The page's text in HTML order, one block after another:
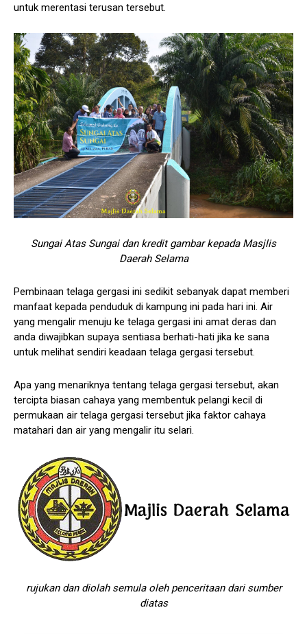
untuk merentasi terusan tersebut.
Sungai Atas Sungai dan kredit gambar kepada Masjlis
Daerah Selama
Pembinaan telaga gergasi ini sedikit sebanyak dapat memberi
manfaat kepada penduduk di kampung ini pada hari ini. Air
yang mengalir menuju ke telaga gergasi ini amat deras dan
anda diwajibkan supaya sentiasa berhati-hati jika ke sana
untuk melihat sendiri keadaan telaga gergasi tersebut.
Apa yang menariknya tentang telaga gergasi tersebut, akan
tercipta biasan cahaya yang membentuk pelangi kecil di
permukaan air telaga gergasi tersebut jika faktor cahaya
matahari dan air yang mengalir itu selari.
rujukan dan diolah semula oleh penceritaan dari sumber
diatas